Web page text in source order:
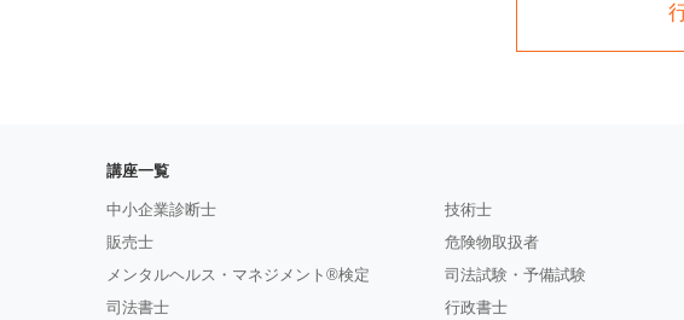
講座一覧
中小企業診断士
技術士
販売士
危険物取扱者
メンタルヘルス・マネジメント®検定
司法試験・予備試験
司法書士
行政書士